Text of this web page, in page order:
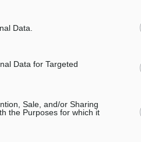
Data.
Data for Targeted
Sale, and/or Sharing
the Purposes for which it